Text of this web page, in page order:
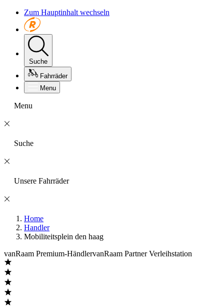
Zum Hauptinhalt wechseln
Suche
Fahrräder
Menu
Menu
Suche
Unsere Fahrräder
Home
Handler
Mobiliteitsplein den haag
vanRaam Premium-HändlervanRaam Partner Verleihstation